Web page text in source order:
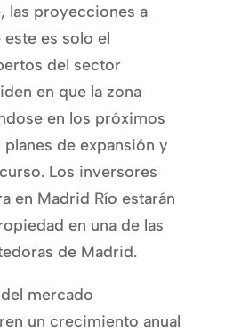
las proyecciones a
es solo el
del sector
en que la zona
en los próximos
de expansión y
Los inversores
en Madrid Río estarán
en una de las
de Madrid.
mercado
un crecimiento anual